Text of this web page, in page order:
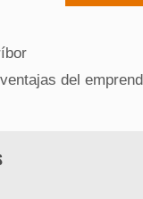
del